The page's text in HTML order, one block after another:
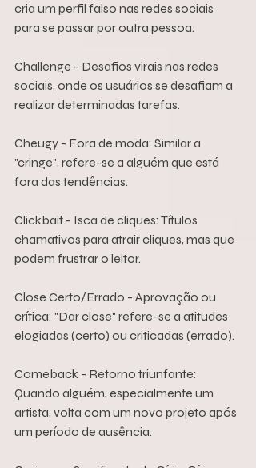
cria um perfil falso nas redes sociais
para se passar por outra pessoa.
Challenge - Desafios virais nas redes
sociais, onde os usuários se desafiam a
realizar determinadas tarefas.
Cheugy - Fora de moda: Similar a
"cringe", refere-se a alguém que está
fora das tendências.
Clickbait - Isca de cliques: Títulos
chamativos para atrair cliques, mas que
podem frustrar o leitor.
Close Certo/Errado - Aprovação ou
crítica: "Dar close" refere-se a atitudes
elogiadas (certo) ou criticadas (errado).
Comeback - Retorno triunfante:
Quando alguém, especialmente um
artista, volta com um novo projeto após
um período de ausência.